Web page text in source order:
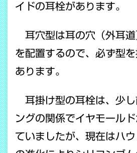
イドの耳栓があります。
耳穴型は耳の穴（外耳道
を配置するので、必ず型
あります。
耳掛け型の耳栓は、少し
ングの関係でイヤモール
ていましたが、現在はハ